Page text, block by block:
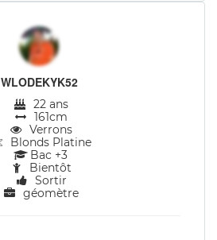
WLODEKYK52
22 ans
161cm
Verrons
Blonds Platine
Bac +3
Bientôt
Sortir
géomètre